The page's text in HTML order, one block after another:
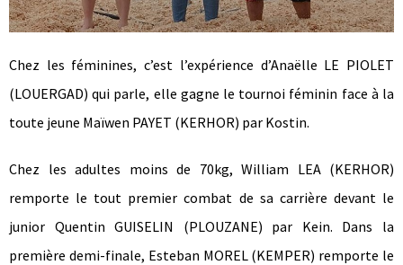
Chez les féminines, c’est l’expérience d’Anaëlle LE PIOLET
(LOUERGAD) qui parle, elle gagne le tournoi féminin face à la
toute jeune Maïwen PAYET (KERHOR) par Kostin.
Chez les adultes moins de 70kg, William LEA (KERHOR)
remporte le tout premier combat de sa carrière devant le
junior Quentin GUISELIN (PLOUZANE) par Kein. Dans la
première demi-finale, Esteban MOREL (KEMPER) remporte le